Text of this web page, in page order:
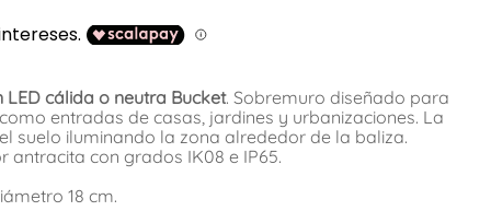
cálida o neutra Bucket. Sobremuro diseñado para
entradas de casas, jardines y urbanizaciones. La
suelo iluminando la zona alrededor de la baliza.
antracita con grados IK08 e IP65.
18 cm.